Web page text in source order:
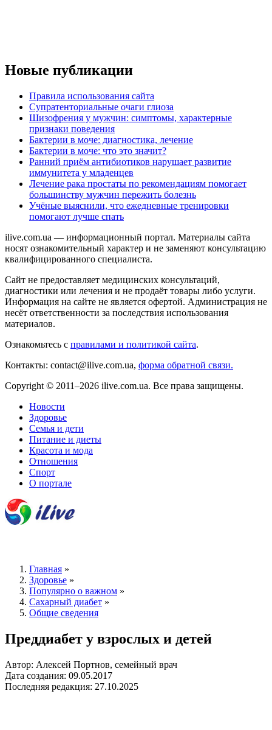
Новые публикации
Правила использования сайта
Супратенториальные очаги глиоза
Шизофрения у мужчин: симптомы, характерные
признаки поведения
Бактерии в моче: диагностика, лечение
Бактерии в моче: что это значит?
Ранний приём антибиотиков нарушает развитие
иммунитета у младенцев
Лечение рака простаты по рекомендациям помогает
большинству мужчин пережить болезнь
Учёные выяснили, что ежедневные тренировки
помогают лучше спать
ilive.com.ua — информационный портал. Материалы сайта
носят ознакомительный характер и не заменяют консультацию
квалифицированного специалиста.
Сайт не предоставляет медицинских консультаций,
диагностики или лечения и не продаёт товары либо услуги.
Информация на сайте не является офертой. Администрация не
несёт ответственности за последствия использования
материалов.
Ознакомьтесь с правилами и политикой сайта.
Контакты: contact@ilive.com.ua, форма обратной связи.
Copyright © 2011–2026 ilive.com.ua. Все права защищены.
Новости
Здоровье
Семья и дети
Питание и диеты
Красота и мода
Отношения
Спорт
О портале
Главная »
Здоровье »
Популярно о важном »
Сахарный диабет »
Общие сведения
Преддиабет у взрослых и детей
Автор: Алексей Портнов, семейный врач
Дата создания: 09.05.2017
Последняя редакция: 27.10.2025